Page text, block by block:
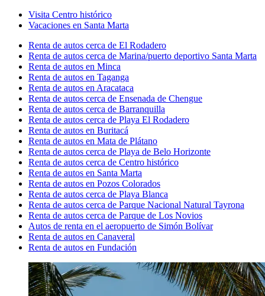
Visita Centro histórico
Vacaciones en Santa Marta
Renta de autos cerca de El Rodadero
Renta de autos cerca de Marina/puerto deportivo Santa Marta
Renta de autos en Minca
Renta de autos en Taganga
Renta de autos en Aracataca
Renta de autos cerca de Ensenada de Chengue
Renta de autos cerca de Barranquilla
Renta de autos cerca de Playa El Rodadero
Renta de autos en Buritacá
Renta de autos en Mata de Plátano
Renta de autos cerca de Playa de Belo Horizonte
Renta de autos cerca de Centro histórico
Renta de autos en Santa Marta
Renta de autos en Pozos Colorados
Renta de autos cerca de Playa Blanca
Renta de autos cerca de Parque Nacional Natural Tayrona
Renta de autos cerca de Parque de Los Novios
Autos de renta en el aeropuerto de Simón Bolívar
Renta de autos en Canaveral
Renta de autos en Fundación